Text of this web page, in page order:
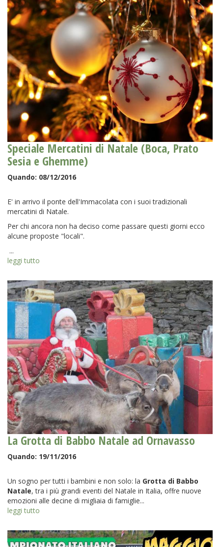
Speciale Mercatini di Natale (Boca, Prato
Sesia e Ghemme)
Quando: 08/12/2016
E' in arrivo il ponte dell'Immacolata con i suoi tradizionali
mercatini di Natale.
Per chi ancora non ha deciso come passare questi giorni ecco
alcune proposte "locali".
...
leggi tutto
La Grotta di Babbo Natale ad Ornavasso
Quando: 19/11/2016
Un sogno per tutti i bambini e non solo: la Grotta di Babbo
Natale, tra i più grandi eventi del Natale in Italia, offre nuove
emozioni alle decine di migliaia di famiglie...
leggi tutto